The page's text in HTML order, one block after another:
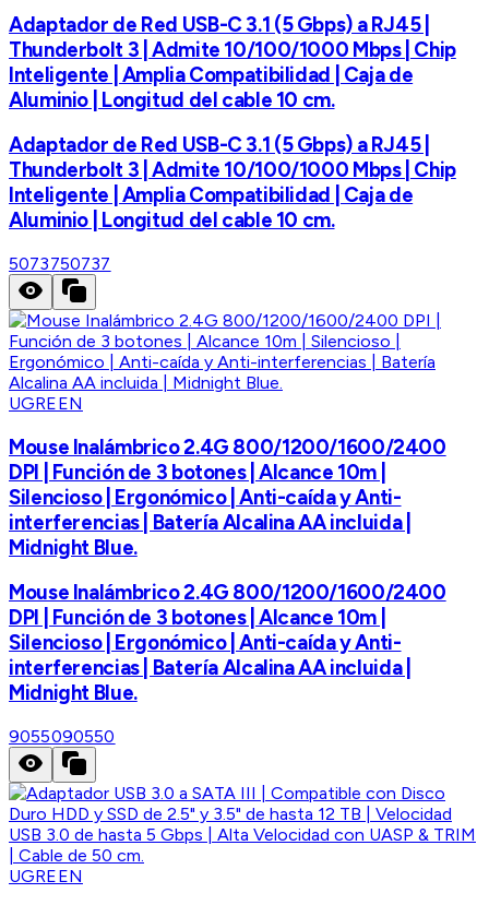
Adaptador de Red USB-C 3.1 (5 Gbps) a RJ45 |
Thunderbolt 3 | Admite 10/100/1000 Mbps | Chip
Inteligente | Amplia Compatibilidad | Caja de
Aluminio | Longitud del cable 10 cm.
Adaptador de Red USB-C 3.1 (5 Gbps) a RJ45 |
Thunderbolt 3 | Admite 10/100/1000 Mbps | Chip
Inteligente | Amplia Compatibilidad | Caja de
Aluminio | Longitud del cable 10 cm.
5073750737
UGREEN
Mouse Inalámbrico 2.4G 800/1200/1600/2400
DPI | Función de 3 botones | Alcance 10m |
Silencioso | Ergonómico | Anti-caída y Anti-
interferencias | Batería Alcalina AA incluida |
Midnight Blue.
Mouse Inalámbrico 2.4G 800/1200/1600/2400
DPI | Función de 3 botones | Alcance 10m |
Silencioso | Ergonómico | Anti-caída y Anti-
interferencias | Batería Alcalina AA incluida |
Midnight Blue.
9055090550
UGREEN